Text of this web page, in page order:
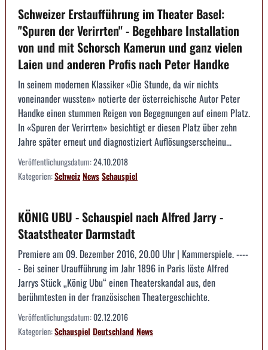
Schweizer Erstaufführung im Theater Basel:
"Spuren der Verirrten" - Begehbare Installation
von und mit Schorsch Kamerun und ganz vielen
Laien und anderen Profis nach Peter Handke
In seinem modernen Klassiker «Die Stunde, da wir nichts
voneinander wussten» notierte der österreichische Autor Peter
Handke einen stummen Reigen von Begegnungen auf einem Platz.
In «Spuren der Verirrten» besichtigt er diesen Platz über zehn
Jahre später erneut und diagnostiziert Auflösungserscheinu...
Veröffentlichungsdatum:24.10.2018
Kategorien:SchweizNewsSchauspiel
KÖNIG UBU - Schauspiel nach Alfred Jarry -
Staatstheater Darmstadt
Premiere am 09. Dezember 2016, 20.00 Uhr | Kammerspiele. ----
- Bei seiner Uraufführung im Jahr 1896 in Paris löste Alfred
Jarrys Stück „König Ubu“ einen Theaterskandal aus, den
berühmtesten in der französischen Theatergeschichte.
Veröffentlichungsdatum:02.12.2016
Kategorien:Schauspiel DeutschlandNews